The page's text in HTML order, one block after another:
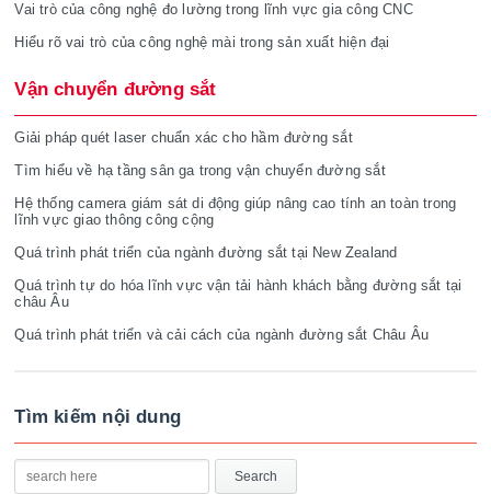
Vai trò của công nghệ đo lường trong lĩnh vực gia công CNC
Hiểu rõ vai trò của công nghệ mài trong sản xuất hiện đại
Vận chuyển đường sắt
Giải pháp quét laser chuẩn xác cho hầm đường sắt
Tìm hiểu về hạ tầng sân ga trong vận chuyển đường sắt
Hệ thống camera giám sát di động giúp nâng cao tính an toàn trong
lĩnh vực giao thông công cộng
Quá trình phát triển của ngành đường sắt tại New Zealand
Quá trình tự do hóa lĩnh vực vận tải hành khách bằng đường sắt tại
châu Âu
Quá trình phát triển và cải cách của ngành đường sắt Châu Âu
Tìm kiếm nội dung